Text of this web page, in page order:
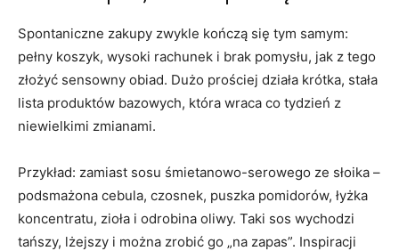
Spontaniczne zakupy zwykle kończą się tym samym:
pełny koszyk, wysoki rachunek i brak pomysłu, jak z tego
złożyć sensowny obiad. Dużo prościej działa krótka, stała
lista produktów bazowych, która wraca co tydzień z
niewielkimi zmianami.
Przykład: zamiast sosu śmietanowo-serowego ze słoika –
podsmażona cebula, czosnek, puszka pomidorów, łyżka
koncentratu, zioła i odrobina oliwy. Taki sos wychodzi
tańszy, lżejszy i można zrobić go „na zapas”. Inspiracji